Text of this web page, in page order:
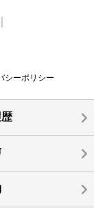
シーポリシー